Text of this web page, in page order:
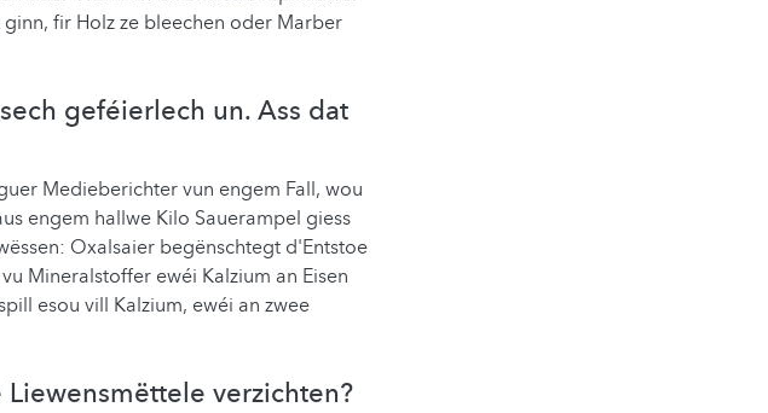
fir Holz ze bleechen oder Marber
geféierlech un. Ass dat
Medieberichter vun engem Fall, wou
engem hallwe Kilo Sauerampel giess
Oxalsaier begënschtegt d'Entstoe
Mineralstoffer ewéi Kalzium an Eisen
esou vill Kalzium, ewéi an zwee
verzichten?